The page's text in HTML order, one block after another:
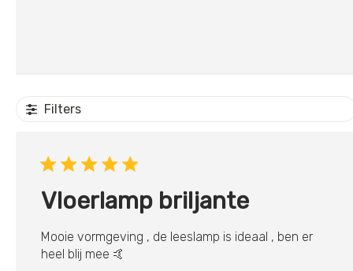
Filters
Vloerlamp briljante
Mooie vormgeving , de leeslamp is ideaal , ben er
heel blij mee 🤙